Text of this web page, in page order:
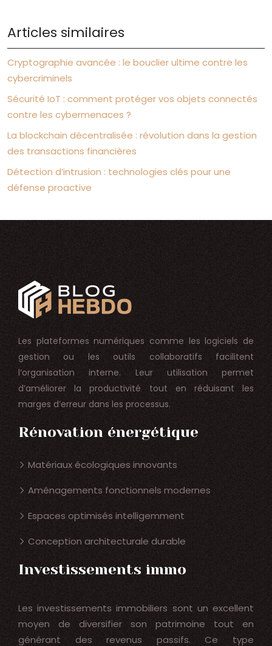
Articles similaires
Cryptographie avancée : le bouclier ultime contre les
cybercriminels
Sécurité IoT : comment protéger vos objets connectés
contre les cybermenaces ?
La blockchain décentralisée : révolution dans la gestion
des transactions financières
Détection d’intrusion : technologies clés pour une
défense proactive
Les plateformes numériques comme les logiciels de
gestion ou les outils collaboratifs facilitent
l’organisation interne. Leur utilisation permet
d’améliorer la productivité tout en réduisant les
marges d’erreur dans les processus.
Rénovation énergétique
Matériaux écologiques innovants
Aménagements fonctionnels modernes
Espaces optimisés intelligemment
Conception architecturale durable
Investissements immo
Les investissements immobiliers sont un excellent
moyen de diversifier son patrimoine tout en
générant des revenus passifs. Ce type